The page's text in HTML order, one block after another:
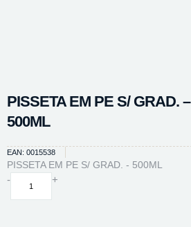
PISSETA EM PE S/ GRAD. –
500ML
EAN: 0015538
PISSETA EM PE S/ GRAD. - 500ML
-
PISSETA
+